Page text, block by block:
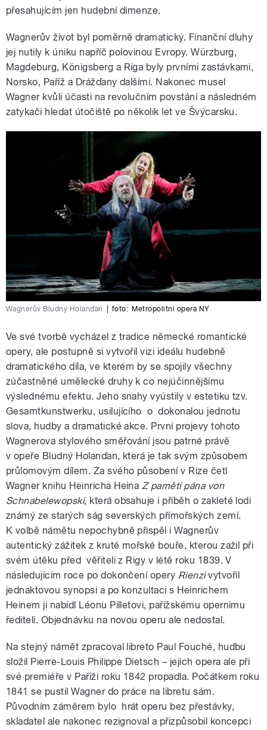
přesahujícím jen hudební dimenze.
Wagnerův život byl poměrně dramatický. Finanční dluhy
jej nutily k úniku napříč polovinou Evropy. Würzburg,
Magdeburg, Königsberg a Riga byly prvními zastávkami,
Norsko, Paříž a Drážďany dalšími. Nakonec musel
Wagner kvůli účasti na revolučním povstání a následném
zatykači hledat útočiště po několik let ve Švýcarsku.
Wagnerův Bludný Holanďan foto: Metropolitní opera NY
Ve své tvorbě vycházel z tradice německé romantické
opery, ale postupně si vytvořil vizi ideálu hudebně
dramatického díla, ve kterém by se spojily všechny
zúčastněné umělecké druhy k co nejúčinnějšímu
výslednému efektu. Jeho snahy vyústily v estetiku tzv.
Gesamtkunstwerku, usilujícího o dokonalou jednotu
slova, hudby a dramatické akce. První projevy tohoto
Wagnerova stylového směřování jsou patrné právě
v opeře Bludný Holanďan, která je tak svým způsobem
průlomovým dílem. Za svého působení v Rize četl
Wagner knihu Heinricha Heina Z pamětí pána von
Schnabelewopski, která obsahuje i příběh o zakleté lodi
známý ze starých ság severských přímořských zemí.
K volbě námětu nepochybně přispěl i Wagnerův
autentický zážitek z kruté mořské bouře, kterou zažil při
svém útěku před věřiteli z Rigy v létě roku 1839. V
následujícím roce po dokončení opery Rienzivytvořil
jednaktovou synopsi a po konzultaci s Heinrichem
Heinem ji nabídl Léonu Pilletovi, pařížskému opernímu
řediteli. Objednávku na novou operu ale nedostal.
Na stejný námět zpracoval libreto Paul Fouché, hudbu
složil Pierre-Louis Philippe Dietsch – jejich opera ale při
své premiéře v Paříži roku 1842 propadla. Počátkem roku
1841 se pustil Wagner do práce na libretu sám.
Původním záměrem bylo hrát operu bez přestávky,
skladatel ale nakonec rezignoval a přizpůsobil koncepci